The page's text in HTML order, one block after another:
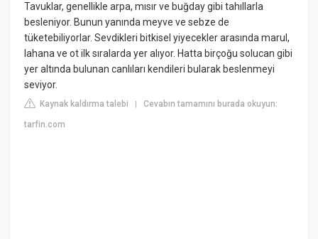
Tavuklar, genellikle arpa, mısır ve buğday gibi tahıllarla
besleniyor. Bunun yanında meyve ve sebze de
tüketebiliyorlar. Sevdikleri bitkisel yiyecekler arasında marul,
lahana ve ot ilk sıralarda yer alıyor. Hatta birçoğu solucan gibi
yer altında bulunan canlıları kendileri bularak beslenmeyi
seviyor.
Kaynak kaldırma talebi |Cevabın tamamını burada okuyun:
tarfin.com